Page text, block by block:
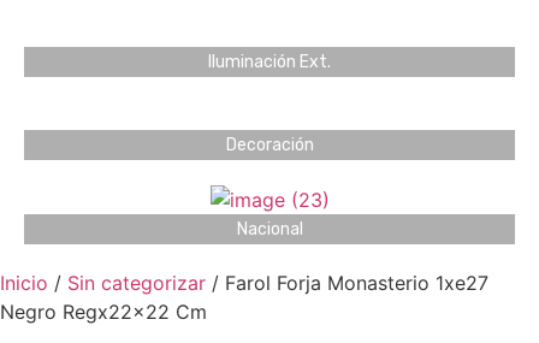
Iluminación Ext.
Decoración
Nacional
Inicio / Sin categorizar / Farol Forja Monasterio 1xe27
Negro Regx22x22 Cm